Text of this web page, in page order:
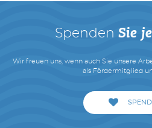
Spenden Sie
Wir freuen uns, wenn auch Sie unsere
als Fördermitglied